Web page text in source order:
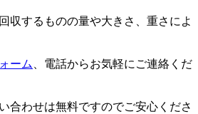
収するものの量や大きさ、重さによ
ーム
、電話からお気軽にご連絡くだ
合わせは無料ですのでご安心くださ